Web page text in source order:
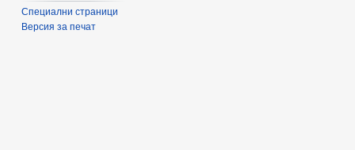
Специални страници
Версия за печат